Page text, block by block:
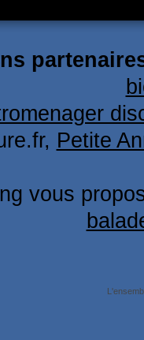
Petite
vous